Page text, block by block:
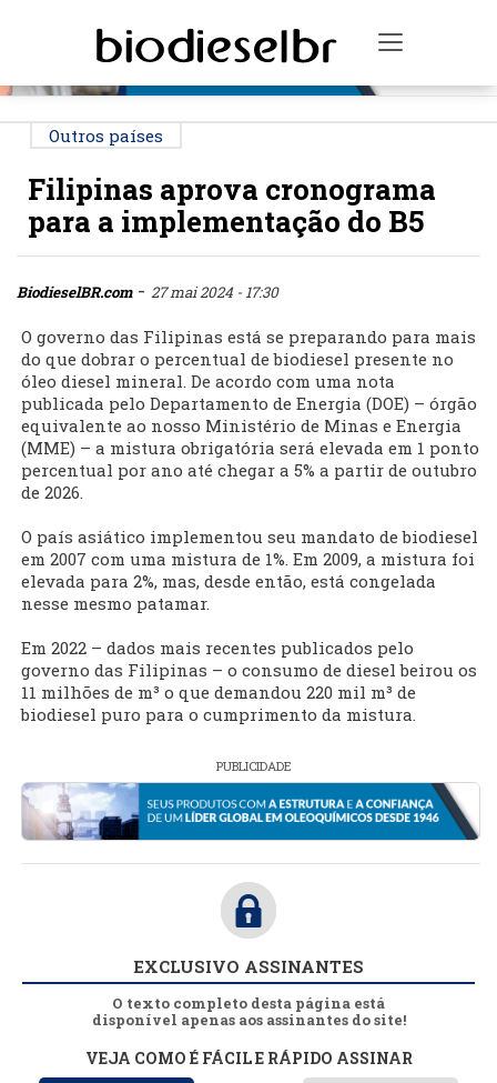
Toggle
Outros países
Filipinas aprova cronograma
para a implementação do B5
BiodieselBR.com- 27 mai 2024 - 17:30
O governo das Filipinas está se preparando para mais
do que dobrar o percentual de biodiesel presente no
óleo diesel mineral. De acordo com uma nota
publicada pelo Departamento de Energia (DOE) – órgão
equivalente ao nosso Ministério de Minas e Energia
(MME) – a mistura obrigatória será elevada em 1 ponto
percentual por ano até chegar a 5% a partir de outubro
de 2026.
O país asiático implementou seu mandato de biodiesel
em 2007 com uma mistura de 1%. Em 2009, a mistura foi
elevada para 2%, mas, desde então, está congelada
nesse mesmo patamar.
Em 2022 – dados mais recentes publicados pelo
governo das Filipinas – o consumo de diesel beirou os
11 milhões de m³ o que demandou 220 mil m³ de
biodiesel puro para o cumprimento da mistura.
PUBLICIDADE
EXCLUSIVO ASSINANTES
O texto completo desta página está
disponível apenas aos assinantes do site!
VEJA COMO É FÁCIL E RÁPIDO ASSINAR